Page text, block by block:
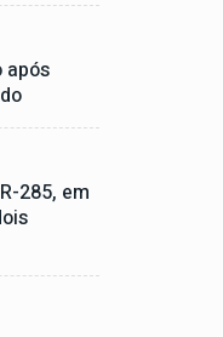
após
285, em